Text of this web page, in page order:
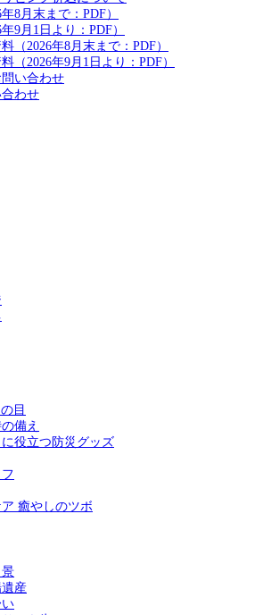
8月末まで：PDF）
9月1日より：PDF）
（2026年8月末まで：PDF）
（2026年9月1日より：PDF）
い合わせ
わせ
目
備え
役立つ防災グッズ
癒やしのツボ
産